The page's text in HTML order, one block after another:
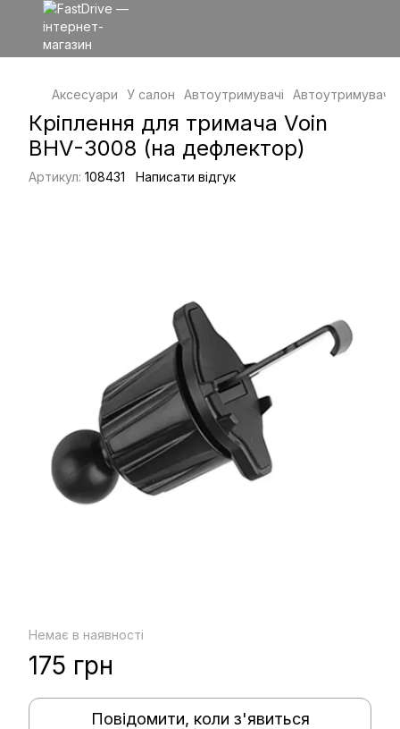
Аксесуари У салон Автоутримувачі Автоутримувачі
Кріплення для тримача Voin
BHV-3008 (на дефлектор)
Артикул: 108431 Написати відгук
Немає в наявності
175 грн
Повідомити, коли з'явиться